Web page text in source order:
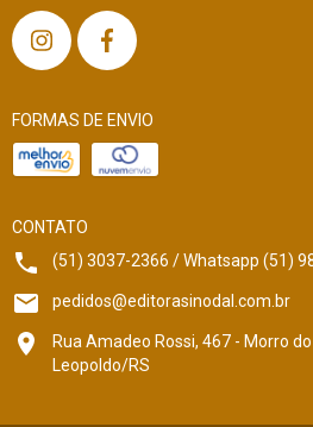
FORMAS DE ENVIO
CONTATO
(51) 3037-2366 / Whatsapp (51)
pedidos@editorasinodal.com.br
Rua Amadeo Rossi, 467 - Morro
Leopoldo/RS